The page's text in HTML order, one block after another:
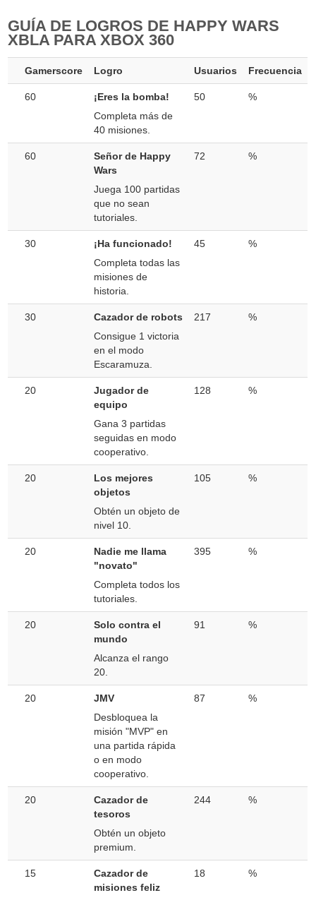
GUÍA DE LOGROS DE HAPPY WARS
XBLA PARA XBOX 360
Gamerscore Logro Usuarios Frecuencia
60
¡Eres la bomba!
Completa más de
40 misiones.
50 %
60
Señor de Happy
Wars
Juega 100 partidas
que no sean
tutoriales.
72 %
30
¡Ha funcionado!
Completa todas las
misiones de
historia.
45 %
30
Cazador de robots
Consigue 1 victoria
en el modo
Escaramuza.
217 %
20
Jugador de
equipo
Gana 3 partidas
seguidas en modo
cooperativo.
128 %
20
Los mejores
objetos
Obtén un objeto de
nivel 10.
105 %
20
Nadie me llama
"novato"
Completa todos los
tutoriales.
395 %
20
Solo contra el
mundo
Alcanza el rango
20.
91 %
20
JMV
Desbloquea la
misión "MVP" en
una partida rápida
o en modo
cooperativo.
87 %
20
Cazador de
tesoros
Obtén un objeto
premium.
244 %
15
Cazador de
misiones feliz
18 %